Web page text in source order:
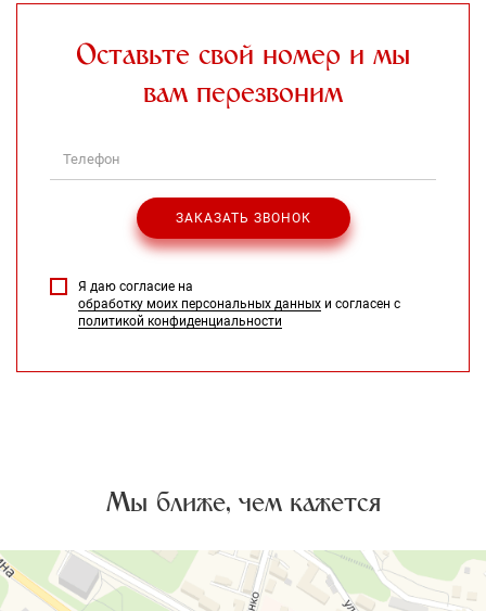
Оставьте свой номер и мы
вам перезвоним
Я даю согласие на
обработку моих персональных данных и согласен с
политикой конфиденциальности
Мы ближе, чем кажется